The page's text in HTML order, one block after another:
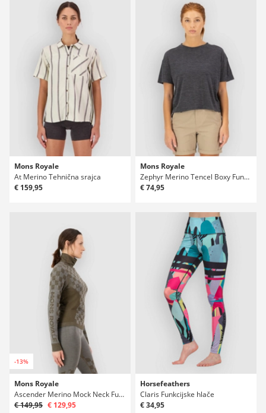
Mons Royale
At Merino Tehnična srajca
€ 159,95
Mons Royale
Zephyr Merino Tencel Boxy Funkcijska majica
€ 74,95
-13%
Mons Royale
Ascender Merino Mock Neck Funkcijska majica
€ 149,95 € 129,95
Horsefeathers
Claris Funkcijske hlače
€ 34,95